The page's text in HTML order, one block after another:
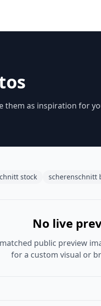
them as inspiration for
stock scherenschnitt
No live
matched public preview
for a custom visual or